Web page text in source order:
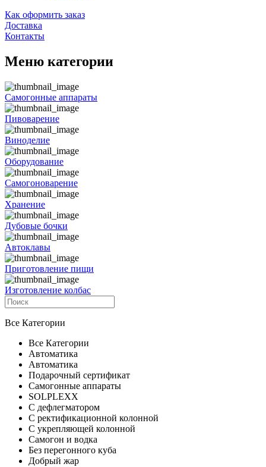
Как оформить заказ
Доставка
Контакты
Меню категории
Самогонные аппараты
Пивоварение
Виноделие
Оборудование
Самогоноварение
Хранение
Дубовые бочки
Автоклавы
Приготовление пищи
Изготовление колбас
Все Категории
Все Категории
Автоматика
Автоматика
Подарочный сертификат
Самогонные аппараты
SOLPLEXX
С дефлегматором
С ректификационной колонной
С укрепляющей колонной
Самогон и водка
Без перегонного куба
Добрый жар